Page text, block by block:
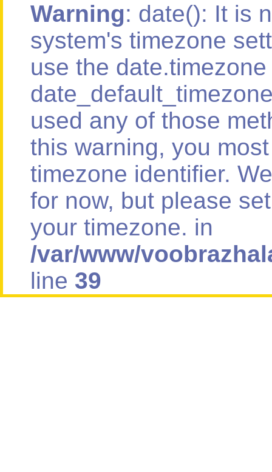
Warning: date(): It is
system's timezone
use the
used any of those
this warning, you
timezone identifier.
for now, but please
your timezone. in
/var/www/
line 39